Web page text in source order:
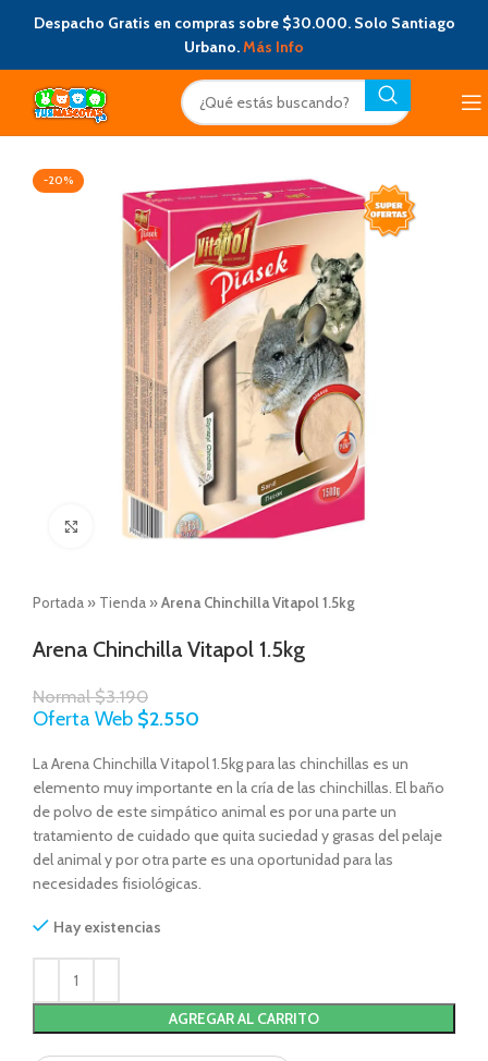
Despacho Gratis en compras sobre $30.000. Solo Santiago
Urbano.Más Info
-20%
Click to enlarge
Portada » Tienda »Arena Chinchilla Vitapol 1.5kg
Arena Chinchilla Vitapol 1.5kg
Normal$3.190
Oferta Web $2.550
La Arena Chinchilla Vitapol 1.5kg para las chinchillas es un
elemento muy importante en la cría de las chinchillas. El baño
de polvo de este simpático animal es por una parte un
tratamiento de cuidado que quita suciedad y grasas del pelaje
del animal y por otra parte es una oportunidad para las
necesidades fisiológicas.
Hay existencias
AGREGAR AL CARRITO